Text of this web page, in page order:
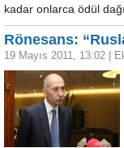
kadar onlarca ödül
Rönesans:
19 Mayıs 2011, 13:02